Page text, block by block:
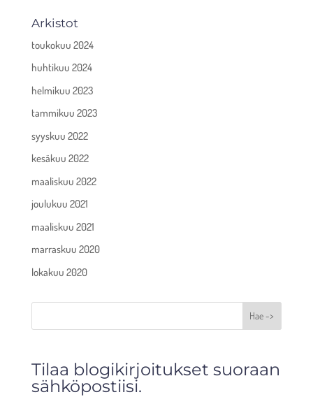
Arkistot
toukokuu 2024
huhtikuu 2024
helmikuu 2023
tammikuu 2023
syyskuu 2022
kesäkuu 2022
maaliskuu 2022
joulukuu 2021
maaliskuu 2021
marraskuu 2020
lokakuu 2020
Hae ->
Tilaa blogikirjoitukset suoraan
sähköpostiisi.